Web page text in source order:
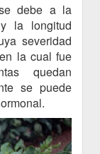
debe a la
la longitud
severidad
la cual fue
quedan
se puede